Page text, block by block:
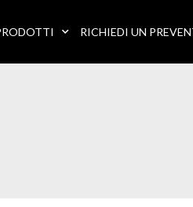
RICHIEDI UN